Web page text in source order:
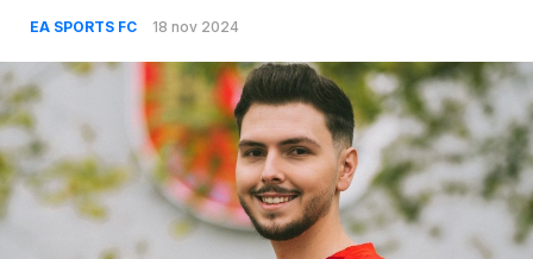
EA SPORTS FC 18 nov 2024